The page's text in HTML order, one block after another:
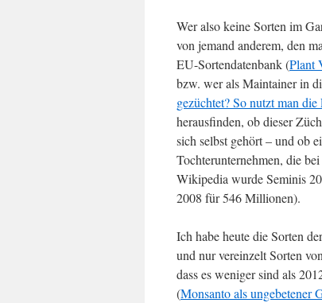
Wer also keine Sorten im
von jemand anderem, den
EU-Sortendatenbank (Plant
bzw. wer als Maintainer in
gezüchtet? So nutzt man
herausfinden, ob dieser
sich selbst gehört – und ob
Tochterunternehmen, die
Wikipedia wurde Seminis
2008 für 546 Millionen).
Ich habe heute die Sorten
und nur vereinzelt Sorten
dass es weniger sind als
(Monsanto als ungebetener